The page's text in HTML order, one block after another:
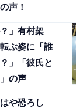
声！
」有村架
ぶ姿に「誰
」「彼氏と
の声
や恐ろし